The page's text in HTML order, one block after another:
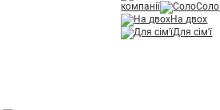
компанії
Соло
На двох
Для сім'ї